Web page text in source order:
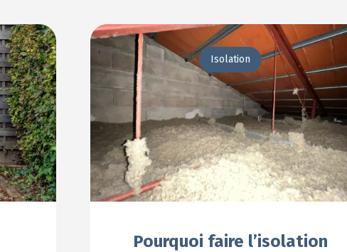
Isolation
Pourquoi faire l’isolation